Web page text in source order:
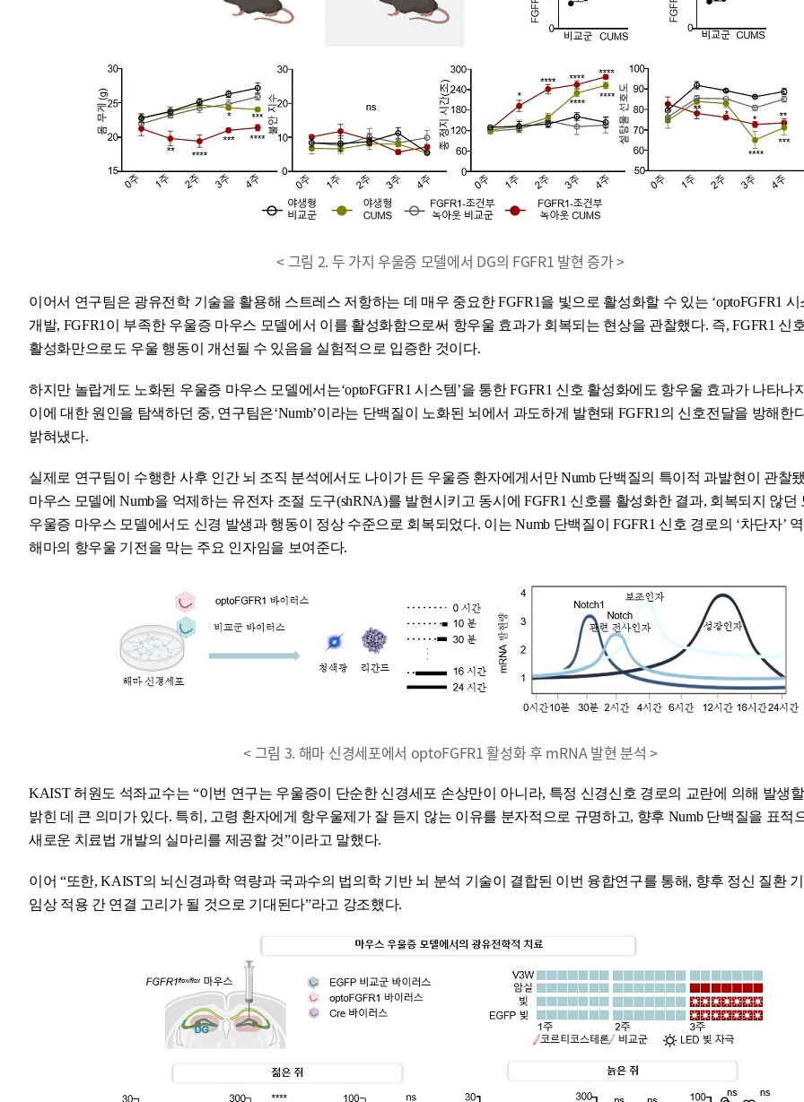
< 그림 2. 두 가지 우울증 모델에서 DG의 FGFR1 발현 증가 >
이어서 연구팀은 광유전학 기술을 활용해 스트레스 저항하는 데 매우 중요한 FGFR1을 빛으로 활성화할 수 있는 ‘optoFGFR1 시
개발, FGFR1이 부족한 우울증 마우스 모델에서 이를 활성화함으로써 항우울 효과가 회복되는 현상을 관찰했다. 즉, FGFR1 신호
활성화만으로도 우울 행동이 개선될 수 있음을 실험적으로 입증한 것이다.
하지만 놀랍게도 노화된 우울증 마우스 모델에서는‘optoFGFR1 시스템’을 통한 FGFR1 신호 활성화에도 항우울 효과가 나타나
이에 대한 원인을 탐색하던 중, 연구팀은‘Numb’이라는 단백질이 노화된 뇌에서 과도하게 발현돼 FGFR1의 신호전달을 방해한
밝혀냈다.
실제로 연구팀이 수행한 사후 인간 뇌 조직 분석에서도 나이가 든 우울증 환자에게서만 Numb 단백질의 특이적 과발현이 관찰
마우스 모델에 Numb을 억제하는 유전자 조절 도구(shRNA)를 발현시키고 동시에 FGFR1 신호를 활성화한 결과, 회복되지 않던
우울증 마우스 모델에서도 신경 발생과 행동이 정상 수준으로 회복되었다. 이는 Numb 단백질이 FGFR1 신호 경로의 ‘차단자’
해마의 항우울 기전을 막는 주요 인자임을 보여준다.
< 그림 3. 해마 신경세포에서 optoFGFR1 활성화 후 mRNA 발현 분석 >
KAIST 허원도 석좌교수는 “이번 연구는 우울증이 단순한 신경세포 손상만이 아니라, 특정 신경신호 경로의 교란에 의해 발생
밝힌 데 큰 의미가 있다. 특히, 고령 환자에게 항우울제가 잘 듣지 않는 이유를 분자적으로 규명하고, 향후 Numb 단백질을 표적
새로운 치료법 개발의 실마리를 제공할 것”이라고 말했다.
이어 “또한, KAIST의 뇌신경과학 역량과 국과수의 법의학 기반 뇌 분석 기술이 결합된 이번 융합연구를 통해, 향후 정신 질환
임상 적용 간 연결 고리가 될 것으로 기대된다”라고 강조했다.